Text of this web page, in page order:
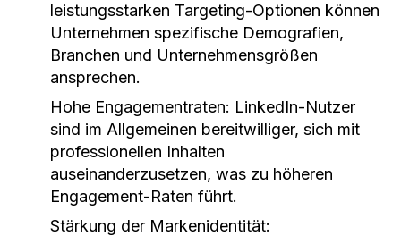
leistungsstarken Targeting-Optionen können
Unternehmen spezifische Demografien,
Branchen und Unternehmensgrößen
ansprechen.
Hohe Engagementraten: LinkedIn-Nutzer
sind im Allgemeinen bereitwilliger, sich mit
professionellen Inhalten
auseinanderzusetzen, was zu höheren
Engagement-Raten führt.
Stärkung der Markenidentität: